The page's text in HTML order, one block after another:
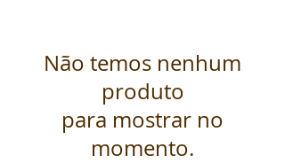
Não temos nenhum
produto
para mostrar no
momento.